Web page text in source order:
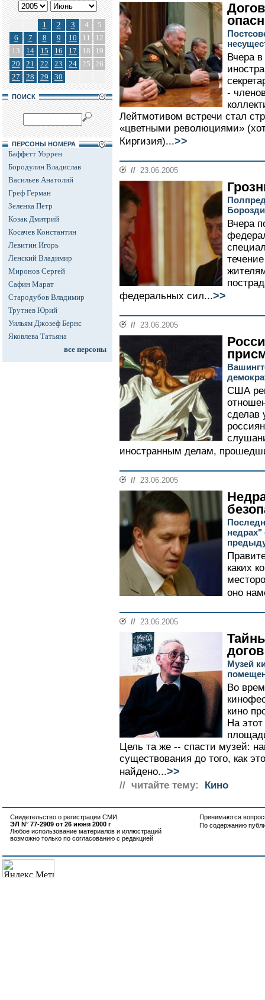
1 2 3 4
5
6
7 8 9 10 11
12
13
14 15 16 17 18
19
20
21 22 23 24 25 26
27
28 29 30
ПОИСК
ПЕРСОНЫ НОМЕРА
Баффетт Уоррен
Бородулин Владислав
Васильев Анатолий
Греф Герман
Зеленка Петр
Козак Дмитрий
Косачев Константин
Левитин Игорь
Ленский Владимир
Миронов Сергей
Сафин Марат
Стародубов Владимир
Трутнев Юрий
Уильям Джозеф Бернс
Яковлева Татьяна
все персоны
Вчера
-
Лейтмотивом встречи стал
«цветными революциями»
Киргизия)...>>
// 23.06.2005
Вчера
федеральных сил...>>
// 23.06.2005
США
сделав
иностранным делам,
// 23.06.2005
недрах"
каких
оно
// 23.06.2005
Музей
Во
кино
На
Цель та же -- спасти музей:
существования до того, как
найдено...>>
// читайте тему: Кино
Свидетельство о регистрации СМИ:
ЭЛ N° 77-2909 от 26 июня 2000 г
Любое использование материалов и иллюстраций
возможно только по согласованию с редакцией
Принимаются
По содержанию